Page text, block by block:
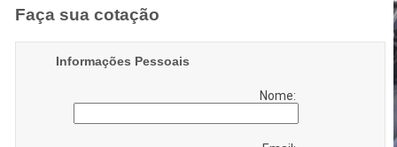
Faça sua cotação
Informações Pessoais
Nome: